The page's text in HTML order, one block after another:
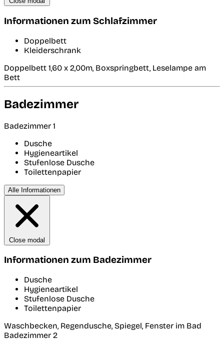
Informationen zum Schlafzimmer
Doppelbett
Kleiderschrank
Doppelbett 1,60 x 2,00m, Boxspringbett, Leselampe am
Bett
Badezimmer
Badezimmer 1
Dusche
Hygieneartikel
Stufenlose Dusche
Toilettenpapier
Alle Informationen
Close modal
Informationen zum Badezimmer
Dusche
Hygieneartikel
Stufenlose Dusche
Toilettenpapier
Waschbecken, Regendusche, Spiegel, Fenster im Bad
Badezimmer 2